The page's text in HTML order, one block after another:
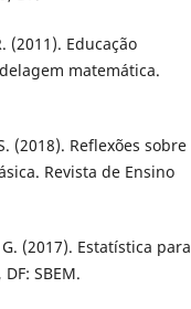
(2011). Educação
matemática.
(2018). Reflexões sobre
Revista de Ensino
(2017). Estatística para
SBEM.